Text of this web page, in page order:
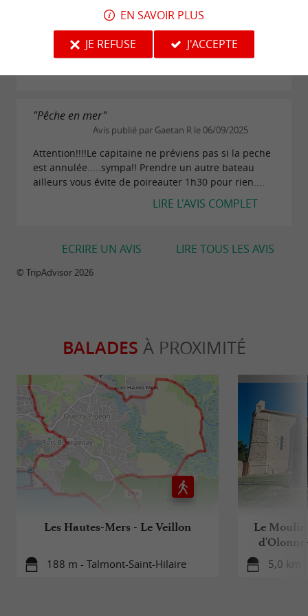
dû embarqué avec vous ce matin normalement. 150
km de parcourus pour au final attraper un lapin, le
capitaine aurait dû être chasseur....Heureusement...
"Pêche en mer"
Avis publié par Gaetan R le 06/09/2025
Attention!!!!Le capitaine ne préviens pas si la peche
est annulée.....sympa!! Prendre un autre bateau
ailleurs vous évite de poireauter 1h30 pour rien....
LIRE L'AVIS COMPLET
LIRE TOUS LES AVIS
ECRIRE UN AVIS
© TripAdvisor 2026
BALADES À PROXIMITÉ
Les Hautes-Mers - Le Veillon
188 m - Talmont-Saint-Hilaire
Le Moulin
5,0 km
EN SAVOIR PLUS
JE REFUSE
J'ACCEPTE